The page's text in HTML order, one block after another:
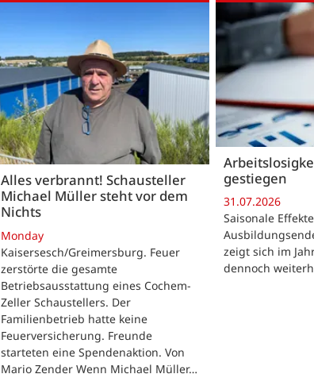
Alles verbrannt! Schausteller
Michael Müller steht vor dem
Nichts
Monday
Kaisersesch/Greimersburg. Feuer
zerstörte die gesamte
Betriebsausstattung eines Cochem-
Zeller Schaustellers. Der
Familienbetrieb hatte keine
Feuerversicherung. Freunde
starteten eine Spendenaktion. Von
Mario Zender Wenn Michael Müller…
gestiegen
31.07.2026
Saisonale
zeigt sich im
dennoch